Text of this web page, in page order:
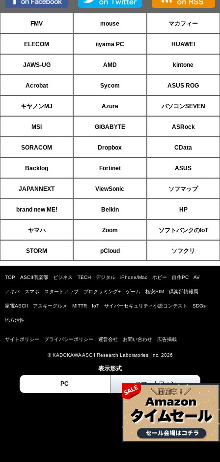
FMV mouse マカフィー
ELECOM iiyama PC HUAWEI
JAWS-UG AMD kintone
Acrobat Sycom ASUS ROG
キヤノンMJ Azure パソコンSEVEN
MSI GIGABYTE ASRock
SORACOM Dropbox CData
Backlog Fortinet ASUS
JAPANNEXT ViewSonic ソフマップ
brand new ME! Belkin HP
ヤマハ Zoom ソフトバンクのIoT
STORM pCloud ソフクリ
TOP ASCII倶楽部 ビジネス TECH デジタル iPhone/Mac ホビー 自作PC AV
アキバ スマホ スタートアップ プログラミング+ ゲーム 格安SIM 倶楽部情報局
家電ASCII アスキーグルメ MITTR IoT サイバーセキュリティ小説コンテスト SDGs
地方活性
サイトポリシー プライバシーポリシー 運営会社 お問い合わせ 広告掲載
© KADOKAWA ASCII Research Laboratories, Inc. 2026
表示形式
PC スマートフォン